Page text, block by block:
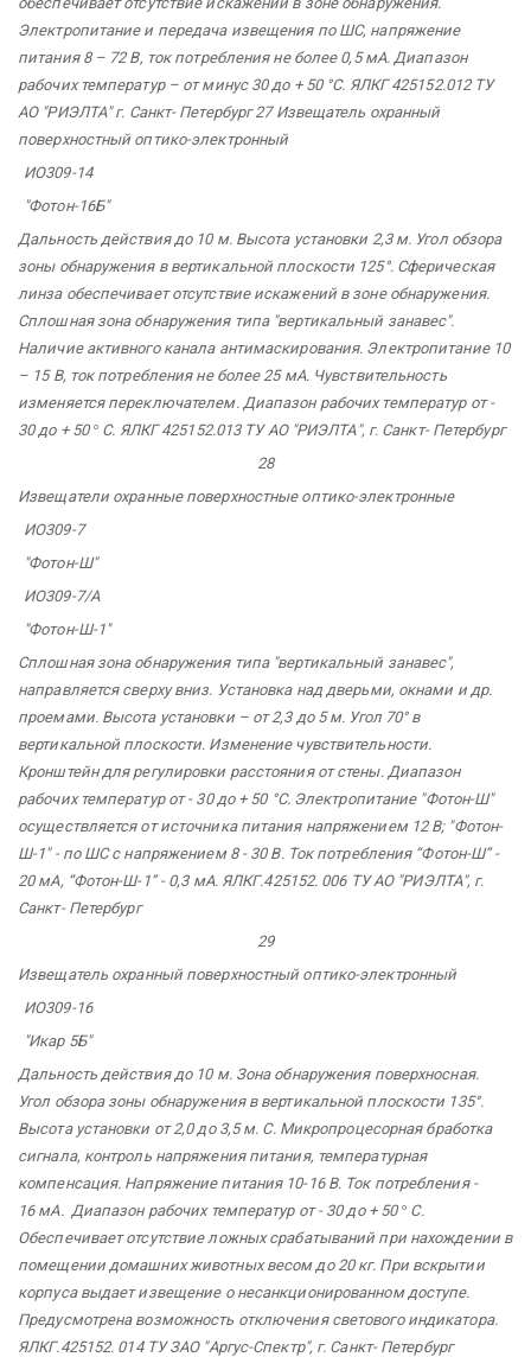
Электропитание и передача извещения по ШС, напряжение
питания 8 – 72 В, ток потребления не более 0,5 мА. Диапазон
рабочих температур – от минус 30 до + 50 °С. ЯЛКГ 425152.012 ТУ
АО"РИЭЛТА"г. Санкт-Петербург 27 Извещатель охранный
поверхностный оптико-электронный
ИО309-14
"Фотон-16Б"
Дальность действия до 10 м. Высота установки 2,3 м. Угол обзора
зоны обнаружения в вертикальной плоскости 125°. Сферическая
линза обеспечивает отсутствие искажений в зоне обнаружения.
Сплошная зона обнаружения типа "вертикальный занавес".
Наличие активного канала антимаскирования. Электропитание 10
– 15 В, ток потребления не более 25 мА. Чувствительность
изменяется переключателем. Диапазон рабочих температур от -
30 до + 50 ° С. ЯЛКГ 425152.013 ТУ АО"РИЭЛТА", г. Санкт-Петербург
28
Извещатели охранныеповерхностные оптико-электронные
ИО309-7
"Фотон-Ш"
ИО309-7/А
"Фотон-Ш-1"
Сплошная зона обнаружения типа "вертикальный занавес",
направляется сверху вниз. Установка над дверьми, окнами и др.
проемами. Высота установки – от 2,3 до 5 м. Угол 70° в
вертикальной плоскости. Изменение чувствительности.
Кронштейн для регулировки расстояния от стены. Диапазон
рабочих температур от - 30 до + 50 °С. Электропитание "Фотон-Ш"
осуществляется от источника питания напряжением 12 В; "Фотон-
Ш-1" - по ШС с напряжением 8 - 30 В. Ток потребления “Фотон-Ш” -
20 мА, “Фотон-Ш-1” - 0,3 мА. ЯЛКГ.425152. 006 ТУ АО"РИЭЛТА", г.
Санкт-Петербург
29
Извещатель охранныйповерхностный оптико-электронный
ИО309-16
"Икар 5Б"
Дальность действия до 10 м. Зона обнаружения поверхносная.
Угол обзора зоны обнаружения в вертикальной плоскости 135°.
Высота установки от 2,0 до 3,5 м. С. Микропроцесорная бработка
сигнала, контроль напряжения питания, температурная
компенсация. Напряжение питания 10-16 В. Ток потребления -
16 мА. Диапазон рабочих температур от - 30 до + 50 ° С.
Обеспечивает отсутствие ложных срабатываний при нахождении в
помещении домашних животных весом до 20 кг. При вскрытии
корпуса выдает извещение о несанкционированном доступе.
Предусмотрена возможность отключения светового индикатора.
ЯЛКГ.425152. 014 ТУ ЗАО "Аргус-Спектр", г. Санкт-Петербург